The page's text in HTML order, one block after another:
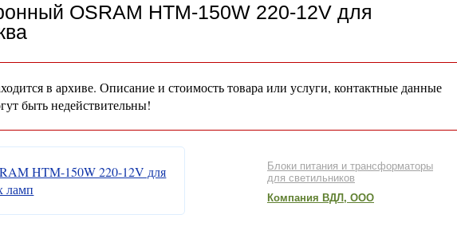
OSRAM HTM-150W 220-12V для
в архиве. Описание и стоимость товара или услуги, контактные данные
быть недействительны!
Блоки питания и трансформаторы
для светильников
Компания ВДЛ, ООО